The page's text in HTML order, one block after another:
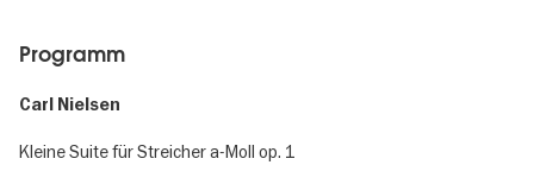
Programm
Carl Nielsen
Kleine Suite für Streicher a-Moll op. 1